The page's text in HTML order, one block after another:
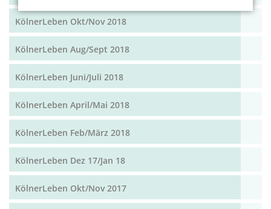
KölnerLeben Okt/Nov 2018
KölnerLeben Aug/Sept 2018
KölnerLeben Juni/Juli 2018
KölnerLeben April/Mai 2018
KölnerLeben Feb/März 2018
KölnerLeben Dez 17/Jan 18
KölnerLeben Okt/Nov 2017